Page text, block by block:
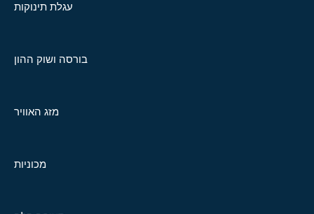
עגלת תינוקות
בורסה ושוק ההון
מזג האוויר
מכוניות